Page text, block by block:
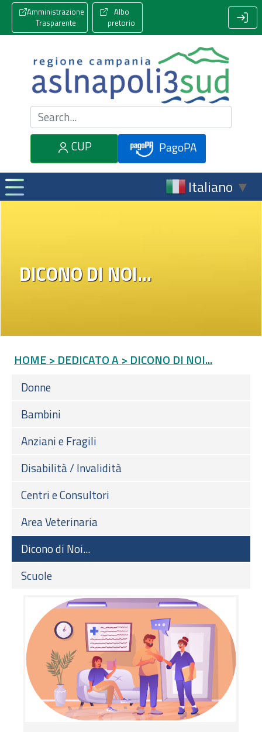
Amministrazione
Trasparente
Albo
pretorio
Cerca nel sito
CUP
PagoPA
Italiano ▼
DICONO DI NOI...
HOME > DEDICATO A > DICONO DI NOI...
Donne
Bambini
Anziani e Fragili
Disabilità / Invalidità
Centri e Consultori
Area Veterinaria
Dicono di Noi...
Scuole